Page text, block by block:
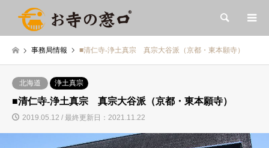
検索
事務局情報 ■清仁寺-浄土真宗 真宗大谷派（京都・東本願寺）
北海道 浄土真宗
■清仁寺-浄土真宗 真宗大谷派（京都・東本願寺）
2019.05.12 / 最終更新日：2021.11.22